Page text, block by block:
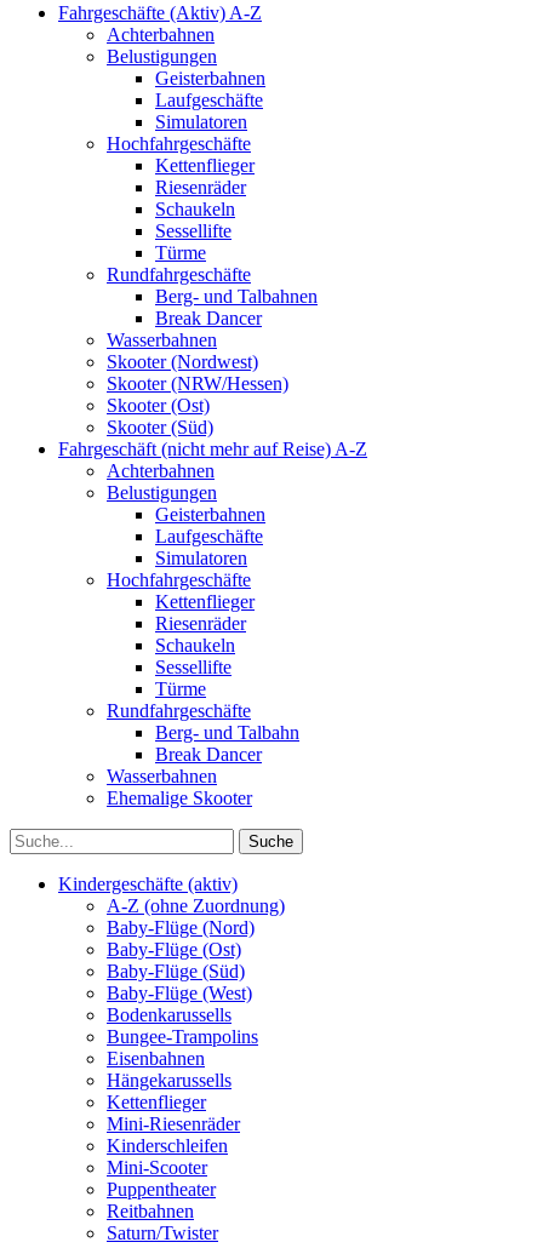
Fahrgeschäfte (Aktiv) A-Z
Achterbahnen
Belustigungen
Geisterbahnen
Laufgeschäfte
Simulatoren
Hochfahrgeschäfte
Kettenflieger
Riesenräder
Schaukeln
Sessellifte
Türme
Rundfahrgeschäfte
Berg- und Talbahnen
Break Dancer
Wasserbahnen
Skooter (Nordwest)
Skooter (NRW/Hessen)
Skooter (Ost)
Skooter (Süd)
Fahrgeschäft (nicht mehr auf Reise) A-Z
Achterbahnen
Belustigungen
Geisterbahnen
Laufgeschäfte
Simulatoren
Hochfahrgeschäfte
Kettenflieger
Riesenräder
Schaukeln
Sessellifte
Türme
Rundfahrgeschäfte
Berg- und Talbahn
Break Dancer
Wasserbahnen
Ehemalige Skooter
Kindergeschäfte (aktiv)
A-Z (ohne Zuordnung)
Baby-Flüge (Nord)
Baby-Flüge (Ost)
Baby-Flüge (Süd)
Baby-Flüge (West)
Bodenkarussells
Bungee-Trampolins
Eisenbahnen
Hängekarussells
Kettenflieger
Mini-Riesenräder
Kinderschleifen
Mini-Scooter
Puppentheater
Reitbahnen
Saturn/Twister